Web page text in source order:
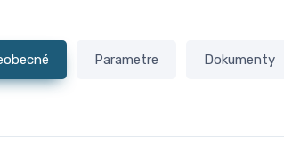
Parametre Dokumenty